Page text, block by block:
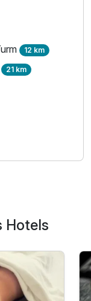
12 km
21 km
Hotels